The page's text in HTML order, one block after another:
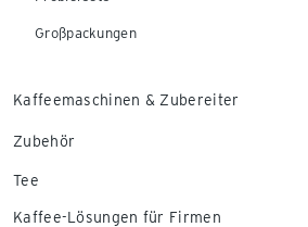
Großpackungen
Kaffeemaschinen & Zubereiter
Zubehör
Tee
Kaffee-Lösungen für Firmen